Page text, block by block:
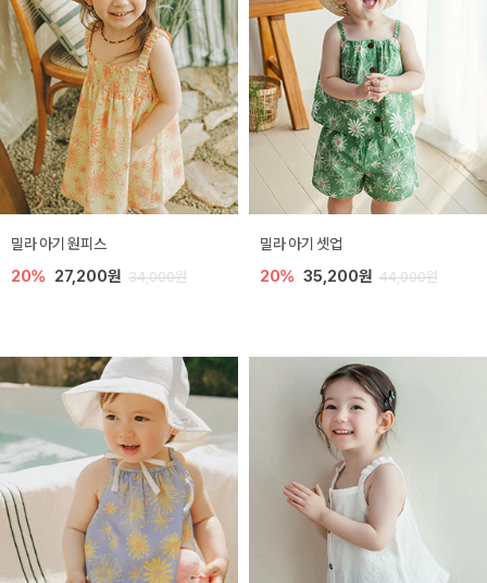
밀라 아기 원피스
20% 27,200원 34,000원
밀라 아기 셋업
20% 35,200원 44,000원